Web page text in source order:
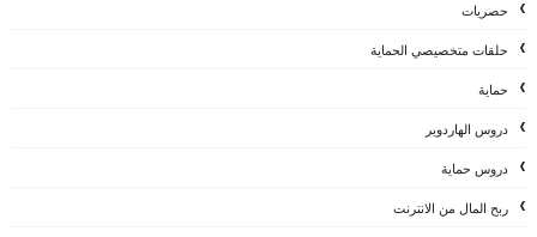
حصريات
حلقات متخصيصي الحماية
حماية
دروس الهاردوير
دروس حماية
ربح المال من الانترنت